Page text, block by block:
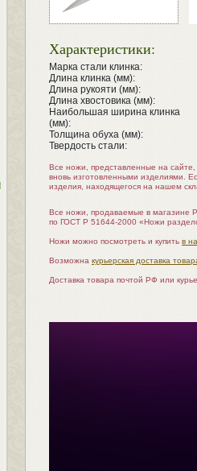
Характеристики:
Марка стали клинка:
Длина клинка (мм):
Длина рукояти (мм):
Длина хвостовика (мм):
Наибольшая ширина клинка
(мм):
Толщина обуха (мм):
Твердость стали:
Все ножи, представленные на
вновь изготовленными изделиями.
изделия, находящегося на нашем
Все ножи, продаваемые в магазине
по ГОСТ Р 51644-2000 «Ножи
Ножи можно посмотреть и купить в
Возможна курьерская доставка
Доставка товара почтой РФ или